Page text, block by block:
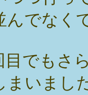
んでなく
目でもさ
まいまし